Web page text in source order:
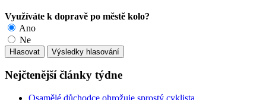
Využíváte k dopravě po městě kolo?
Ano
Ne
Nejčtenější články týdne
Osamělé důchodce ohrožuje sprostý cyklista